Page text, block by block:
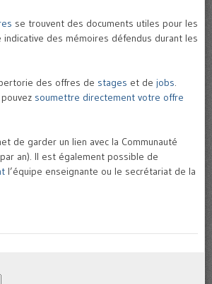
se trouvent des documents utiles pour les
des mémoires défendus durant les
des offres de stages et de jobs.
soumettre directement votre offre
de garder un lien avec la Communauté
an). Il est également possible de
l’équipe enseignante ou le secrétariat de la